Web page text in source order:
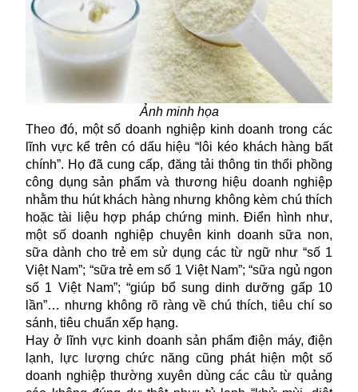
Ảnh minh họa
Theo đó, một số doanh nghiệp kinh doanh trong các
lĩnh vực kể trên có dấu hiệu “lôi kéo khách hàng bất
chính”. Họ đã cung cấp, đăng tải thông tin thổi phồng
công dụng sản phẩm và thương hiệu doanh nghiệp
nhằm thu hút khách hàng nhưng không kèm chú thích
hoặc tài liệu hợp pháp chứng minh. Điển hình như,
một số doanh nghiệp chuyên kinh doanh sữa non,
sữa dành cho trẻ em sử dụng các từ ngữ như “số 1
Việt Nam”; “sữa trẻ em số 1 Việt Nam”; “sữa ngủ ngon
số 1 Việt Nam”; “giúp bổ sung dinh dưỡng gấp 10
lần”… nhưng không rõ ràng về chú thích, tiêu chí so
sánh, tiêu chuẩn xếp hạng.
Hay ở lĩnh vực kinh doanh sản phẩm điện máy, điện
lạnh, lực lượng chức năng cũng phát hiện một số
doanh nghiệp thường xuyên dùng các câu từ quảng